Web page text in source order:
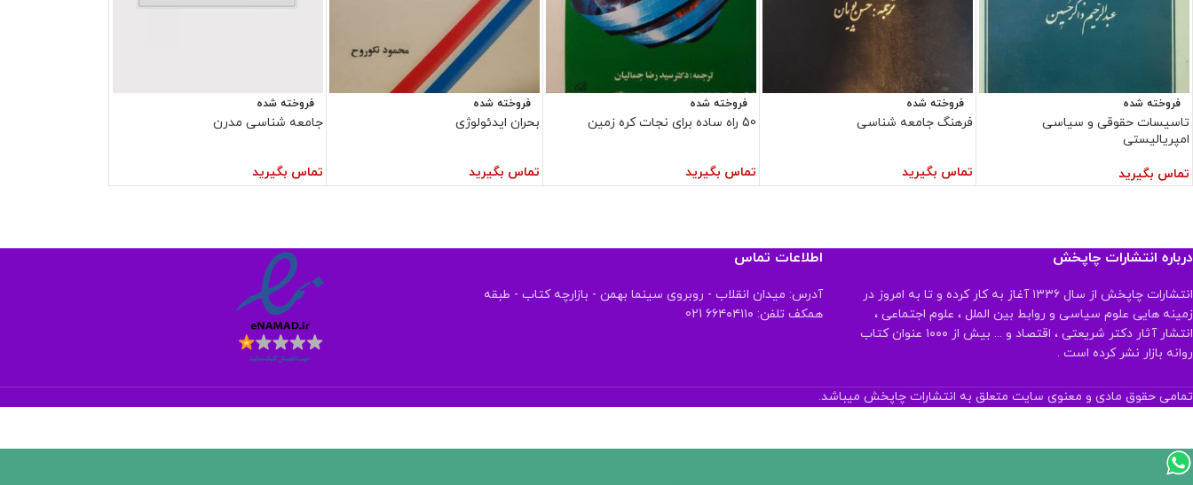
فروخته شده
تاسیسات حقوقی و سیاسی
امپریالیستی
تماس بگیرید
فروخته شده
فرهنگ جامعه شناسی
تماس بگیرید
فروخته شده
50 راه ساده برای نجات کره زمین
تماس بگیرید
فروخته شده
بحران ایدئولوژی
تماس بگیرید
فروخته شده
جامعه شناسی مدرن
تماس بگیرید
درباره انتشارات چاپخش
انتشارات چاپخش از سال ۱۳۳۶ آغاز به کار کرده و تا به امروز در
زمینه هایی علوم سیاسی و روابط بین الملل ، علوم اجتماعی ،
انتشار آثار دکتر شریعتی ، اقتصاد و ... بیش از ۱۰۰۰ عنوان کتاب
روانه بازار نشر کرده است .
اطلاعات تماس
آدرس: میدان انقلاب - روبروی سینما بهمن - بازارچه کتاب - طبقه
همکف تلفن: ۶۶۴۰۴۱۱۰ 021
تمامی حقوق مادی و معنوی سایت متعلق به انتشارات چاپخش میباشد.